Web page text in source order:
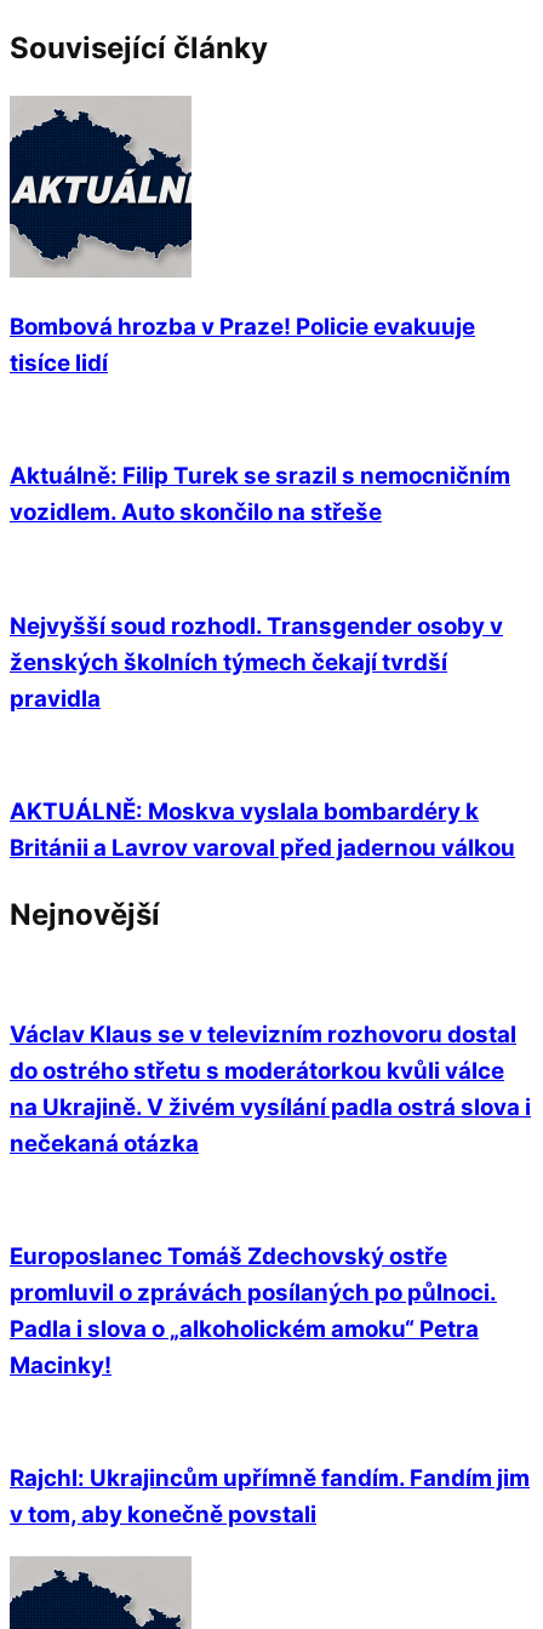
Související články
Bombová hrozba v Praze! Policie evakuuje
tisíce lidí
Aktuálně: Filip Turek se srazil s nemocničním
vozidlem. Auto skončilo na střeše
Nejvyšší soud rozhodl. Transgender osoby v
ženských školních týmech čekají tvrdší
pravidla
AKTUÁLNĚ: Moskva vyslala bombardéry k
Británii a Lavrov varoval před jadernou válkou
Nejnovější
Václav Klaus se v televizním rozhovoru dostal
do ostrého střetu s moderátorkou kvůli válce
na Ukrajině. V živém vysílání padla ostrá slova i
nečekaná otázka
Europoslanec Tomáš Zdechovský ostře
promluvil o zprávách posílaných po půlnoci.
Padla i slova o „alkoholickém amoku“ Petra
Macinky!
Rajchl: Ukrajincům upřímně fandím. Fandím jim
v tom, aby konečně povstali